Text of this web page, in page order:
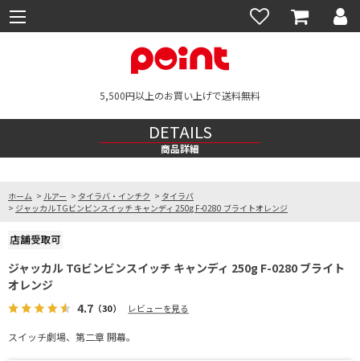
5,500円以上のお買い上げで送料無料
DETAILS
商品詳細
ホーム > ルアー > タイラバ・インチク > タイラバ
> ジャッカル TGビンビンスイッチ キャンディ 250g F-0280 ブライトオレンジ
ジャッカル TGビンビンスイッチ キャンディ 250g F-0280 ブライト
オレンジ
4.7 （30） レビューを見る
スイッチ劇場、第二章 開幕。